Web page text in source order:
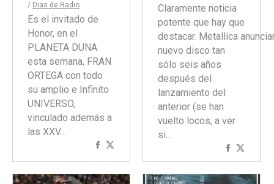
/ Dias de Radio
Es el invitado de
Honor, en el
PLANETA DUNA
esta semana, FRAN
ORTEGA con todo
su amplio e Infinito
UNIVERSO,
vinculado además a
las XXV…
Compartir
con
Facebook
con
Twitter
Claramente noticia
potente que hay que
destacar. Metallica
nuevo disco tan
sólo seis años
después del
lanzamiento del
anterior (se han
vuelto locos, a ver
si…
Compartir
concon